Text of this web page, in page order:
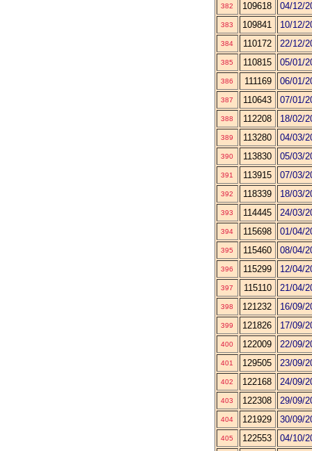
382 109618 04/12/
383 109841 10/12/
384 110172 22/12/
385 110815 05/01/
386 111169 06/01/
387 110643 07/01/
388 112208 18/02/
389 113280 04/03/
390 113830 05/03/
391 113915 07/03/
392 118339 18/03/
393 114445 24/03/
394 115698 01/04/
395 115460 08/04/
396 115299 12/04/
397 115110 21/04/
398 121232 16/09/
399 121826 17/09/
400 122009 22/09/
401 129505 23/09/
402 122168 24/09/
403 122308 29/09/
404 121929 30/09/
405 122553 04/10/